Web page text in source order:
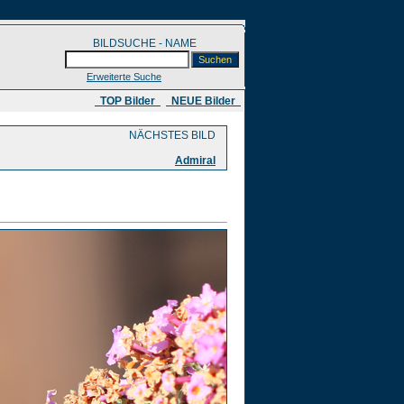
BILDSUCHE - NAME
Erweiterte Suche
​ TOP Bilder NEUE Bilder
NÄCHSTES BILD
Admiral